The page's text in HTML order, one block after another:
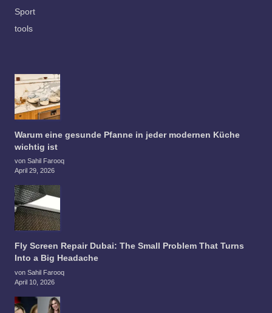
Sport
tools
Warum eine gesunde Pfanne in jeder modernen Küche
wichtig ist
von Sahil Farooq
April 29, 2026
Fly Screen Repair Dubai: The Small Problem That Turns
Into a Big Headache
von Sahil Farooq
April 10, 2026